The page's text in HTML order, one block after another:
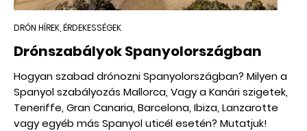
DRÓN HÍREK, ÉRDEKESSÉGEK
Drónszabályok Spanyolországban
Hogyan szabad drónozni Spanyolországban? Milyen a
Spanyol szabályozás Mallorca, Vagy a Kanári szigetek,
Teneriffe, Gran Canaria, Barcelona, Ibiza, Lanzarotte
vagy egyéb más Spanyol uticél esetén? Mutatjuk!